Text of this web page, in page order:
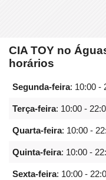
CIA TOY no
horários
Segunda-feira: 10:00 -
Terça-feira: 10:00 -
Quarta-feira: 10:00 -
Quinta-feira: 10:00 -
Sexta-feira: 10:00 -